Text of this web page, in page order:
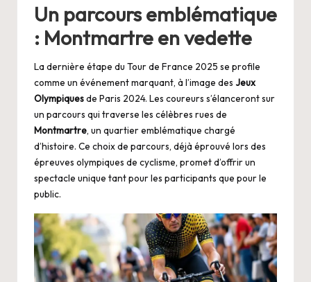
Un parcours emblématique
: Montmartre en vedette
La dernière étape du Tour de France 2025 se profile
comme un événement marquant, à l’image des Jeux
Olympiquesde Paris 2024. Les coureurs s’élanceront sur
un parcours qui traverse les célèbres rues de
Montmartre, un quartier emblématique chargé
d’histoire. Ce choix de parcours, déjà éprouvé lors des
épreuves olympiques de cyclisme, promet d’offrir un
spectacle unique tant pour les participants que pour le
public.